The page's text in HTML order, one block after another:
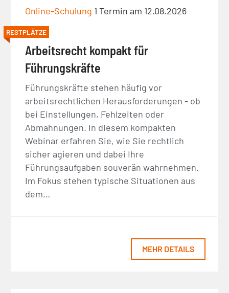
Online-Schulung 1 Termin am 12.08.2026
RESTPLÄTZE
Arbeitsrecht kompakt für
Führungskräfte
Führungskräfte stehen häufig vor
arbeitsrechtlichen Herausforderungen - ob
bei Einstellungen, Fehlzeiten oder
Abmahnungen. In diesem kompakten
Webinar erfahren Sie, wie Sie rechtlich
sicher agieren und dabei Ihre
Führungsaufgaben souverän wahrnehmen.
Im Fokus stehen typische Situationen aus
dem…
MEHR DETAILS